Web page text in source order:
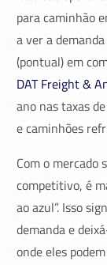
para caminhão
a ver a
(pontual) em
DAT Freight &
ano nas taxas
e caminhões
Com o mercado
competitivo, é
ao azul”. Isso
demanda e
onde eles